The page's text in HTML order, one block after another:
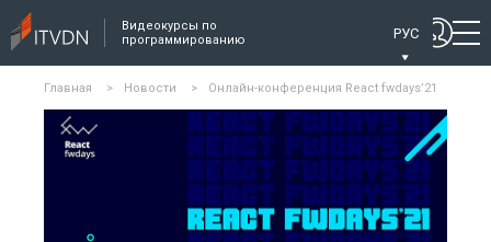
Видеокурсы по
программированию
РУС
Главная > Новости > Онлайн-конференция React fwdays’21